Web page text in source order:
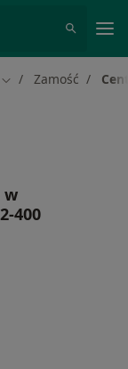
Zmień miasto
Zamość
w
400